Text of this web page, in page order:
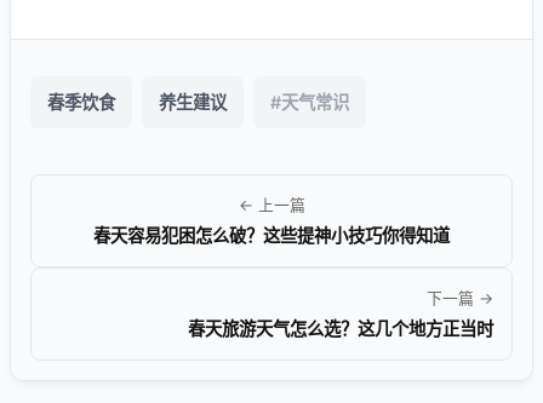
春季饮食 养生建议 #天气常识
← 上一篇
春天容易犯困怎么破？这些提神小技巧你得知道
下一篇 →
春天旅游天气怎么选？这几个地方正当时